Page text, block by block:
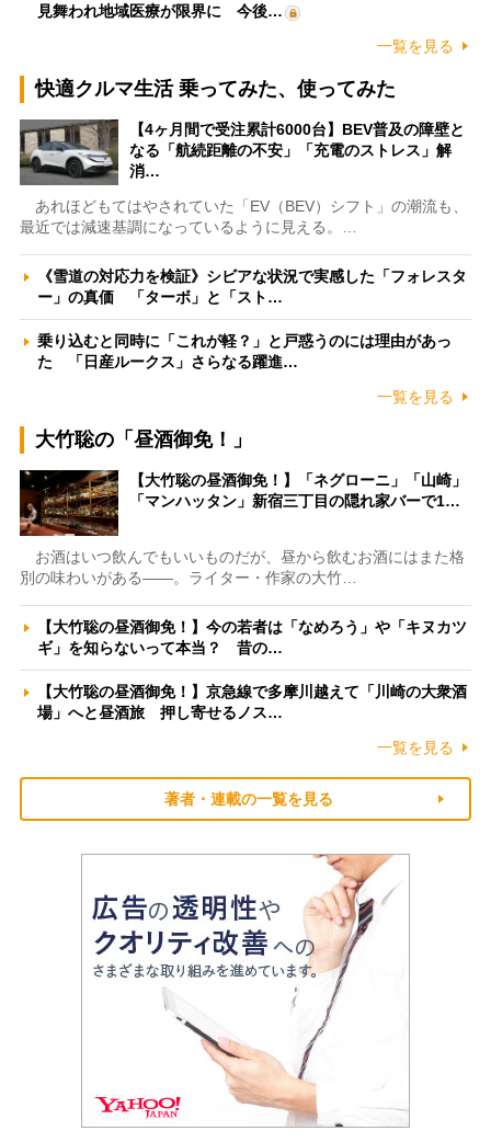
見舞われ地域医療が限界に 今後…
一覧を見る
快適クルマ生活 乗ってみた、使ってみた
【4ヶ月間で受注累計6000台】BEV普及の障壁と
なる「航続距離の不安」「充電のストレス」解
消…
あれほどもてはやされていた「EV（BEV）シフト」の潮流も、
最近では減速基調になっているように見える。…
《雪道の対応力を検証》シビアな状況で実感した「フォレスタ
ー」の真価 「ターボ」と「スト…
乗り込むと同時に「これが軽？」と戸惑うのには理由があっ
た 「日産ルークス」さらなる躍進…
一覧を見る
大竹聡の「昼酒御免！」
【大竹聡の昼酒御免！】「ネグローニ」「山崎」
「マンハッタン」新宿三丁目の隠れ家バーで1…
お酒はいつ飲んでもいいものだが、昼から飲むお酒にはまた格
別の味わいがある――。ライター・作家の大竹…
【大竹聡の昼酒御免！】今の若者は「なめろう」や「キヌカツ
ギ」を知らないって本当？ 昔の…
【大竹聡の昼酒御免！】京急線で多摩川越えて「川崎の大衆酒
場」へと昼酒旅 押し寄せるノス…
一覧を見る
著者・連載の一覧を見る